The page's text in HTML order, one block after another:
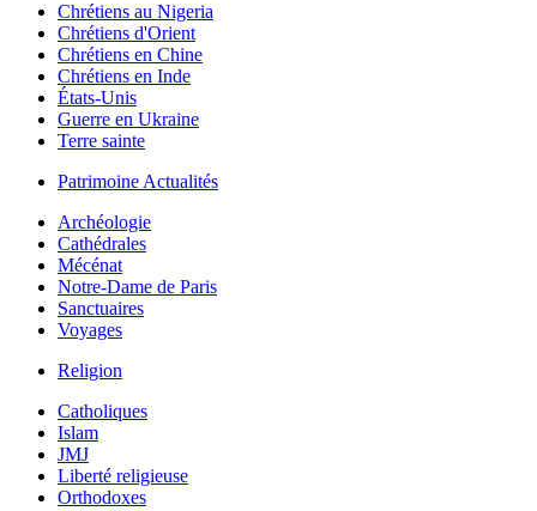
Chrétiens au Nigeria
Chrétiens d'Orient
Chrétiens en Chine
Chrétiens en Inde
États-Unis
Guerre en Ukraine
Terre sainte
Patrimoine Actualités
Archéologie
Cathédrales
Mécénat
Notre-Dame de Paris
Sanctuaires
Voyages
Religion
Catholiques
Islam
JMJ
Liberté religieuse
Orthodoxes